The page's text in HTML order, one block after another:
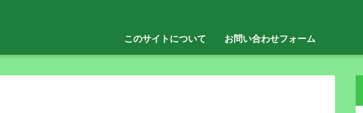
このサイトについて お問い合わせフォーム